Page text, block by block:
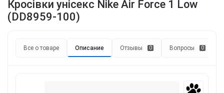
Кросівки унісекс Nike Air Force 1 Low
(DD8959-100)
Все о товаре Описание Отзывы 0 Вопросы 0